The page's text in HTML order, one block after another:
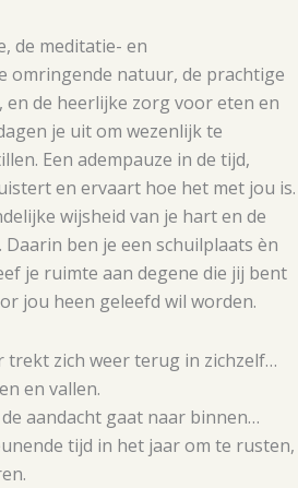
de meditatie- en
omringende natuur, de prachtige
en de heerlijke zorg voor eten en
je uit om wezenlijk te
Een adempauze in de tijd,
en ervaart hoe het met jou is.
wijsheid van je hart en de
ben je een schuilplaats èn
je ruimte aan degene die jij bent
jou heen geleefd wil worden.
trekt zich weer terug in zichzelf…
en vallen.
aandacht gaat naar binnen…
tijd in het jaar om te rusten,